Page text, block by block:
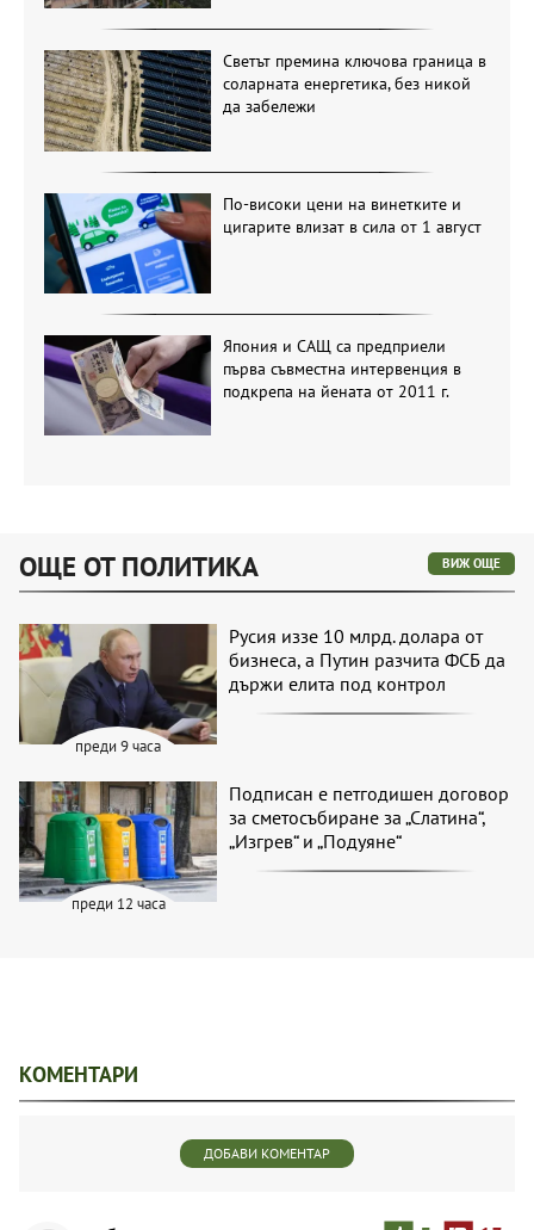
Светът премина ключова граница в
соларната енергетика, без никой
да забележи
По-високи цени на винетките и
цигарите влизат в сила от 1 август
Япония и САЩ са предприели
първа съвместна интервенция в
подкрепа на йената от 2011 г.
ОЩЕ ОТ ПОЛИТИКА ВИЖ ОЩЕ
преди 9 часа
Русия иззе 10 млрд. долара от
бизнеса, а Путин разчита ФСБ да
държи елита под контрол
преди 12 часа
Подписан е петгодишен договор
за сметосъбиране за „Слатина“,
„Изгрев“ и „Подуяне“
КОМЕНТАРИ
ДОБАВИ КОМЕНТАР